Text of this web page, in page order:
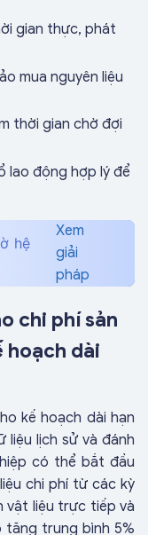
gian thực, phát
mua nguyên liệu
thời gian chờ đợi
lao động hợp lý để
hệ
Xem
giải
pháp
chi phí sản
dài
kế hoạch dài hạn
lịch sử và đánh
có thể bắt đầu
chi phí từ các kỳ
vật liệu trực tiếp và
tăng trung bình 5%